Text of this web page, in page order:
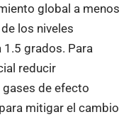
global a menos
los niveles
1.5 grados. Para
reducir
de efecto
mitigar el cambio